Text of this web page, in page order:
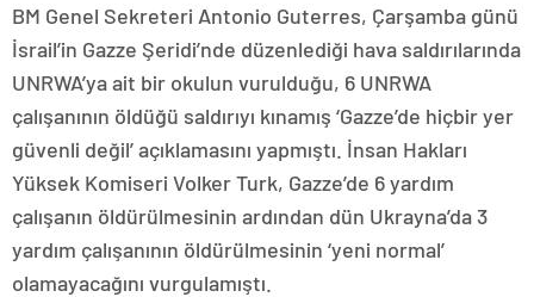
BM Genel Sekreteri Antonio Guterres, Çarşamba günü
İsrail’in Gazze Şeridi’nde düzenlediği hava saldırılarında
UNRWA’ya ait bir okulun vurulduğu, 6 UNRWA
çalışanının öldüğü saldırıyı kınamış ‘Gazze’de hiçbir yer
güvenli değil’ açıklamasını yapmıştı. İnsan Hakları
Yüksek Komiseri Volker Turk, Gazze’de 6 yardım
çalışanın öldürülmesinin ardından dün Ukrayna’da 3
yardım çalışanının öldürülmesinin ‘yeni normal’
olamayacağını vurgulamıştı.